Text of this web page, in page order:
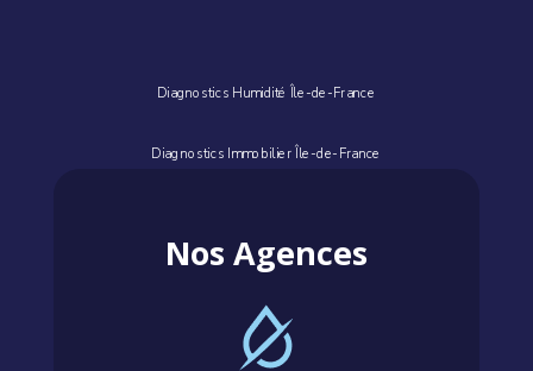
Diagnostics Humidité Île-de-France
Diagnostics Immobilier Île-de-France
Nos Agences